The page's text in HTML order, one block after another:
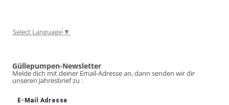
Select Language ▼
Güllepumpen-Newsletter
Melde dich mit deiner Email-Adresse an, dann senden wir dir
unseren Jahresbrief zu :